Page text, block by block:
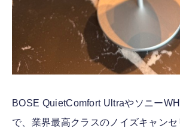
BOSE QuietComfort Ultraやソニー
で、業界最高クラスのノイズキャンセ